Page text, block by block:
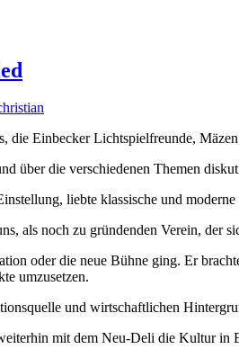
die Einbecker Lichtspielfreunde,
über die verschiedenen Themen
liebte klassische und
als noch zu gründenden Verein, der
oder die neue Bühne ging. Er
umzusetzen.
und wirtschaftlichen
mit dem Neu-Deli die Kultur in